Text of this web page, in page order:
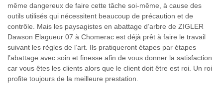
même dangereux de faire cette tâche soi-même, à cause des
outils utilisés qui nécessitent beaucoup de précaution et de
contrôle. Mais les paysagistes en abattage d’arbre de ZIGLER
Dawson Elagueur 07 à Chomerac est déjà prêt à faire le travail
suivant les règles de l’art. Ils pratiqueront étapes par étapes
l’abattage avec soin et finesse afin de vous donner la satisfaction
car vous êtes les clients alors que le client doit être est roi. Un roi
profite toujours de la meilleure prestation.